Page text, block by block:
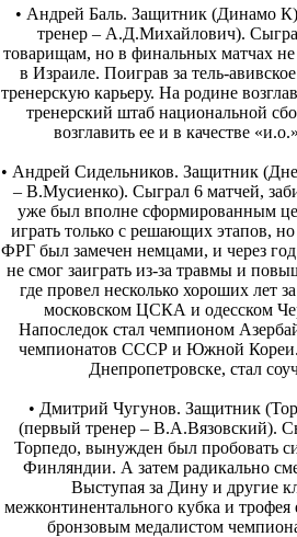
• Андрей Баль. Защитник (Динамо
тренер – А.Д.Михайлович).
товарищам, но в финальных матчах
в Израиле. Поиграв за тель-
тренерскую карьеру. На родине
тренерский штаб национальной
возглавить ее и в качестве
• Андрей Сидельников. Защитник
– В.Мусиенко). Сыграл 6 матчей,
уже был вполне сформированным
играть только с решающих этапов,
ФРГ был замечен немцами, и через
не смог заиграть из-за травмы и
где провел несколько хороших лет
московском ЦСКА и одесском
Напоследок стал чемпионом
чемпионатов СССР и Южной Кореи.
Днепропетровске, стал
• Дмитрий Чугунов. Защитник
(первый тренер – В.А.Вязовский).
Торпедо, вынужден был пробовать
Финляндии. А затем радикально
Выступая за Дину и другие
межконтинентального кубка и
бронзовым медалистом